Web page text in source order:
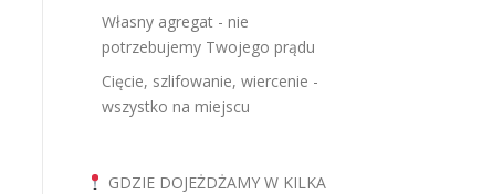
Własny agregat - nie
potrzebujemy Twojego prądu
Cięcie, szlifowanie, wiercenie -
wszystko na miejscu
GDZIE DOJEŻDŻAMY W KILKA